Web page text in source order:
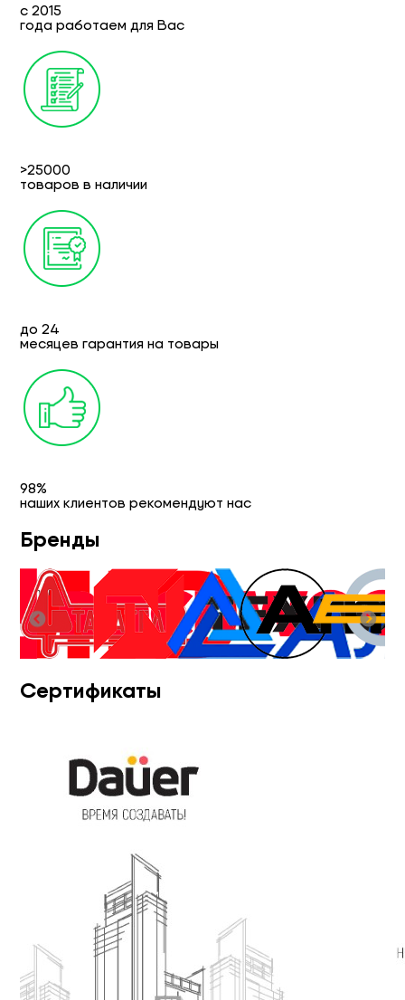
с 2015
года работаем для Вас
>25000
товаров в наличии
до 24
месяцев гарантия на товары
98%
наших клиентов рекомендуют нас
Бренды
Сертификаты